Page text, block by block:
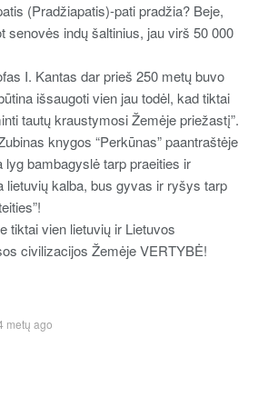
(Pradžiapatis)-pati pradžia? Beje,
senovės indų šaltinius, jau virš 50 000
I. Kantas dar prieš 250 metų buvo
išsaugoti vien jau todėl, kad tiktai
tautų kraustymosi Žemėje priežastį”.
knygos “Perkūnas” paantraštėje
lyg bambagyslė tarp praeities ir
lietuvių kalba, bus gyvas ir ryšys tarp
tiktai vien lietuvių ir Lietuvos
civilizacijos Žemėje VERTYBĖ!
metų ago